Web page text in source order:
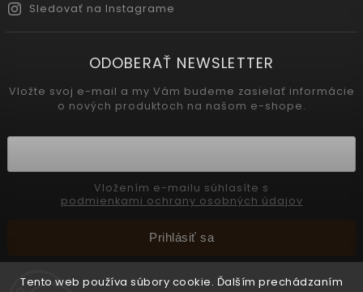
Tento web používa súbory cookie. Ďalším prechádzaním
Sledovať na Instagrame
ODOBERAŤ NEWSLETTER
Vložte svoj e-mail a my Vám budeme zasielať informácie
o nových produktoch na našom e-shope.
podmienkami ochrany osobných údajov
Prihlásiť sa